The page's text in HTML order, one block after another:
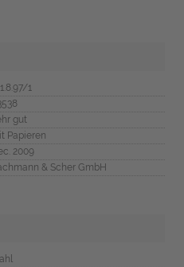
1
gut
Papieren
2009
& Scher GmbH